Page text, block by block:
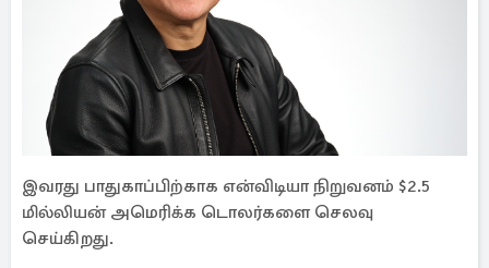
இவரது பாதுகாப்பிற்காக என்விடியா நிறுவனம் $2.5
மில்லியன் அமெரிக்க டொலர்களை செலவு
செய்கிறது.